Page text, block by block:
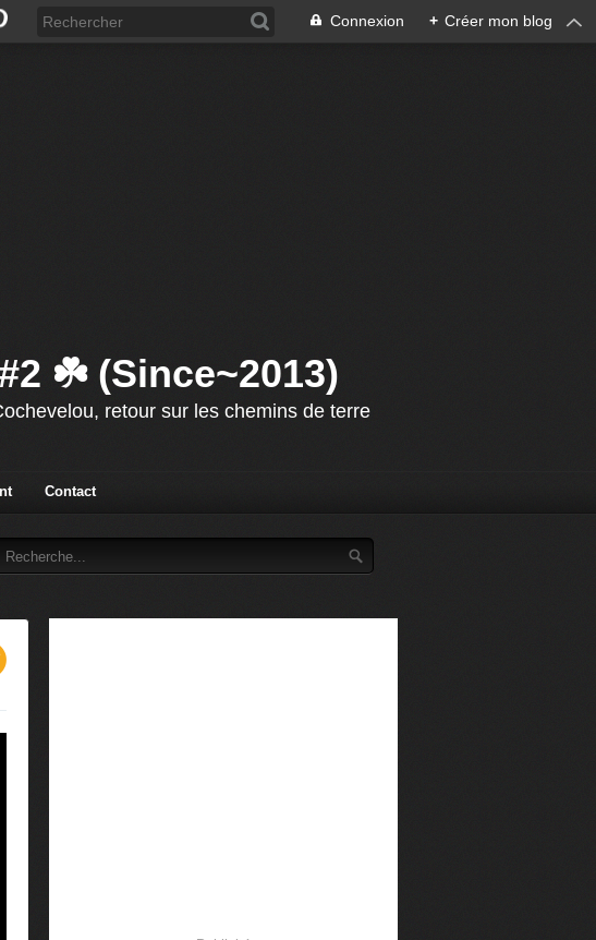
Connexion + Créer mon blog
☘️ (Since~2013)
retour sur les chemins de terre
Contact